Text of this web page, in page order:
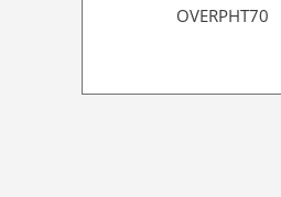
OVERPHT70